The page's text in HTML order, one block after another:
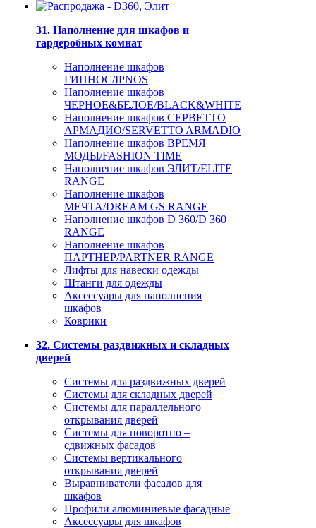
31. Наполнение для шкафов и
гардеробных комнат
Наполнение шкафов
ГИПНОС/IPNOS
Наполнение шкафов
ЧЕРНОЕ&БЕЛОЕ/BLACK&WHITE
Наполнение шкафов СЕРВЕТТО
АРМАДИО/SERVETTO ARMADIO
Наполнение шкафов ВРЕМЯ
МОДЫ/FASHION TIME
Наполнение шкафов ЭЛИТ/ELITE
RANGE
Наполнение шкафов
МЕЧТА/DREAM GS RANGE
Наполнение шкафов D 360/D 360
RANGE
Наполнение шкафов
ПАРТНЕР/PARTNER RANGE
Лифты для навески одежды
Штанги для одежды
Аксессуары для наполнения
шкафов
Коврики
32. Системы раздвижных и складных
дверей
Системы для раздвижных дверей
Системы для складных дверей
Системы для параллельного
открывания дверей
Системы для поворотно –
сдвижных фасадов
Системы вертикального
открывания дверей
Выравниватели фасадов для
шкафов
Профили алюминиевые фасадные
Аксессуары для шкафов